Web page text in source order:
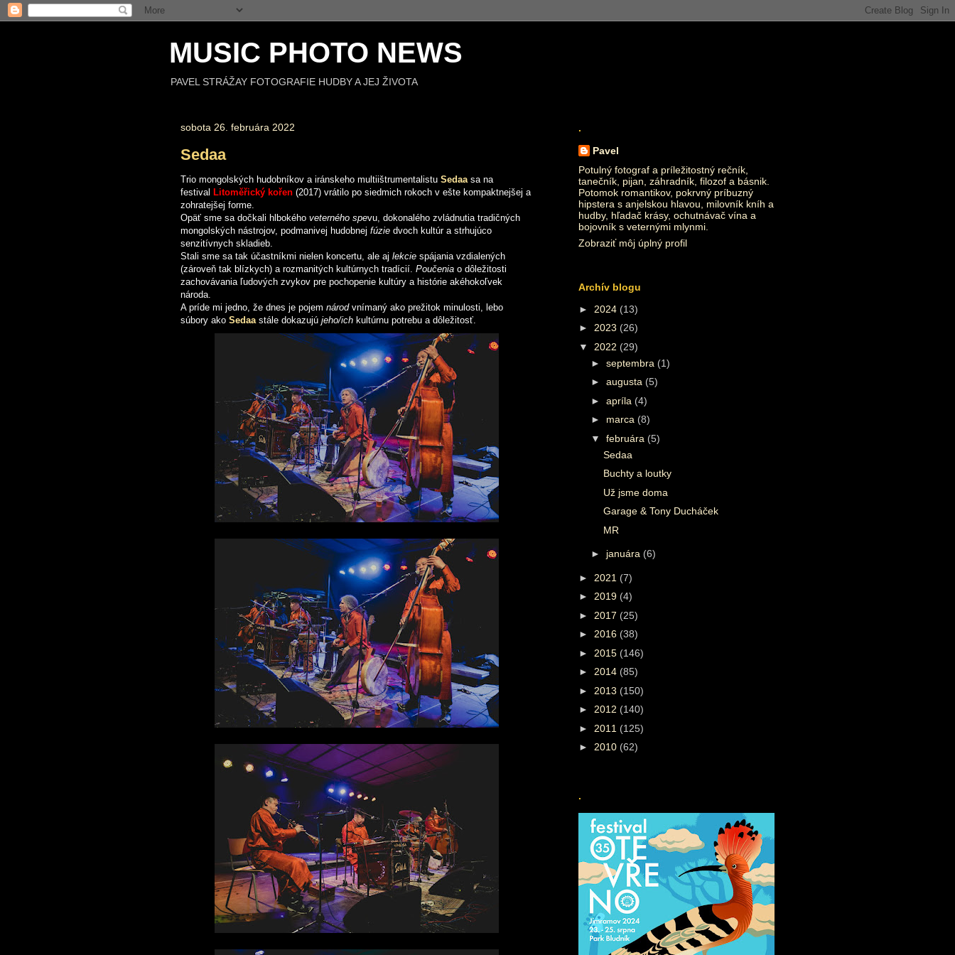
MUSIC PHOTO NEWS
PAVEL STRÁŽAY FOTOGRAFIE HUDBY A JEJ ŽIVOTA
sobota 26. februára 2022
Sedaa
Trio mongolských hudobníkov a iránskeho multiištrumentalistu Sedaasa na
festival Litoměřický kořen (2017) vrátilo po siedmich rokoch v ešte kompaktnejšej a
zohratejšej forme.
Opäť sme sa dočkali hlbokého veterného spevu, dokonalého zvládnutia tradičných
mongolských nástrojov, podmanivej hudobnej fúzie dvoch kultúr a strhujúco
senzitívnych skladieb.
Stali sme sa tak účastníkmi nielen koncertu, ale aj lekcie spájania vzdialených
(zároveň tak blízkych) a rozmanitých kultúrnych tradícií. Poučenia o dôležitosti
zachovávania ľudových zvykov pre pochopenie kultúry a histórie akéhokoľvek
národa.
A príde mi jedno, že dnes je pojem národvnímaný ako prežitok minulosti, lebo
súbory ako Sedaastále dokazujú jeho/ich kultúrnu potrebu a dôležitosť.
.
Pavel
Potulný fotograf a príležitostný rečník,
tanečník, pijan, záhradník, filozof a básnik.
Potomok romantikov, pokrvný príbuzný
hipstera s anjelskou hlavou, milovník kníh a
hudby, hľadač krásy, ochutnávač vína a
bojovník s veternými mlynmi.
Zobraziť môj úplný profil
Archív blogu
► 2024 (13)
► 2023 (26)
▼ 2022 (29)
► septembra (1)
► augusta (5)
► apríla (4)
► marca (8)
▼ februára (5)
Sedaa
Buchty a loutky
Už jsme doma
Garage & Tony Ducháček
MR
► januára (6)
► 2021 (7)
► 2019 (4)
► 2017 (25)
► 2016 (38)
► 2015 (146)
► 2014 (85)
► 2013 (150)
► 2012 (140)
► 2011 (125)
► 2010 (62)
.